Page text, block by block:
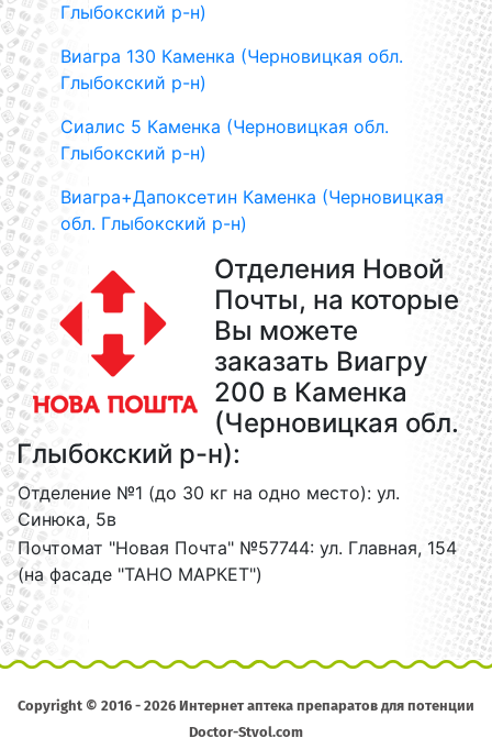
Глыбокский р-н)
Виагра 130 Каменка (Черновицкая обл.
Глыбокский р-н)
Сиалис 5 Каменка (Черновицкая обл.
Глыбокский р-н)
Виагра+Дапоксетин Каменка (Черновицкая
обл. Глыбокский р-н)
Отделения Новой
Почты, на которые
Вы можете
заказать Виагру
200 в Каменка
(Черновицкая обл.
Глыбокский р-н):
Отделение №1 (до 30 кг на одно место): ул.
Синюка, 5в
Почтомат "Новая Почта" №57744: ул. Главная, 154
(на фасаде "ТАНО МАРКЕТ")
Copyright © 2016 - 2026 Интернет аптека препаратов для потенции
Doctor-Stvol.com